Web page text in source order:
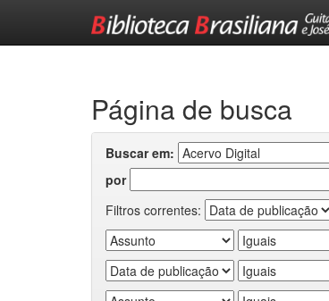
Página de busca
Buscar em:
por
Filtros correntes: